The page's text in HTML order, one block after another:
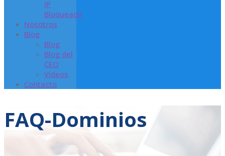
IP
Bloqueada
Nosotros
Blog
Blog
Blog del
CEO
Videos
Contacto
FAQ-Dominios